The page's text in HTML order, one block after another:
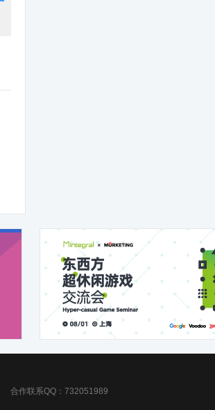
合作联系QQ：732051989